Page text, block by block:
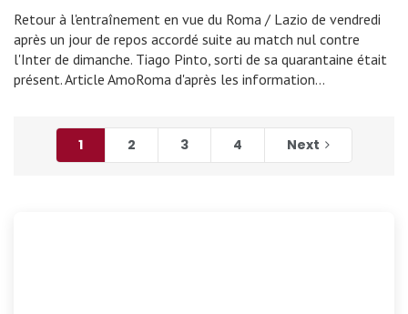
Retour à l'entraînement en vue du Roma / Lazio de vendredi
après un jour de repos accordé suite au match nul contre
l'Inter de dimanche. Tiago Pinto, sorti de sa quarantaine était
présent. Article AmoRoma d'après les information…
1 2 3 4 Next